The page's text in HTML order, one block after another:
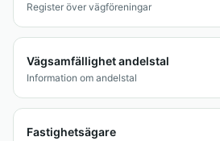
Register över vägföreningar
Vägsamfällighet andelstal
Information om andelstal
Fastighetsägare